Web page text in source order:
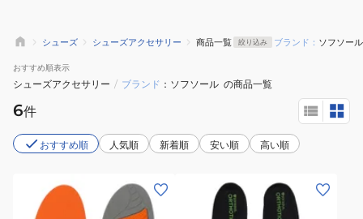
シューズ シューズアクセサリー 商品一覧 絞り込み ブランド： ソフソール
おすすめ順表示
シューズアクセサリー / ブランド ソフソール の商品一覧
6件
おすすめ順 人気順 新着順 安い順 高い順